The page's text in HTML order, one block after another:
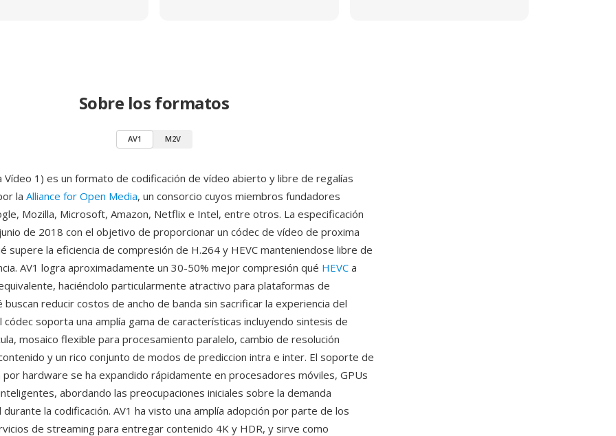
Sobre los formatos
AV1 M2V
Vídeo 1) es un formato de codificación de vídeo abierto y libre de regalías
la Alliance for Open Media, un consorcio cuyos miembros fundadores
Mozilla, Microsoft, Amazon, Netflix e Intel, entre otros. La especificación
de 2018 con el objetivo de proporcionar un códec de vídeo de proxima
supere la eficiencia de compresión de H.264 y HEVC manteniendose libre de
AV1 logra aproximadamente un 30-50% mejor compresión qué HEVC a
haciéndolo particularmente atractivo para plataformas de
buscan reducir costos de ancho de banda sin sacrificar la experiencia del
códec soporta una amplía gama de características incluyendo sintesis de
mosaico flexible para procesamiento paralelo, cambio de resolución
y un rico conjunto de modos de prediccion intra e inter. El soporte de
por hardware se ha expandido rápidamente en procesadores móviles, GPUs
abordando las preocupaciones iniciales sobre la demanda
durante la codificación. AV1 ha visto una amplía adopción por parte de los
de streaming para entregar contenido 4K y HDR, y sirve como